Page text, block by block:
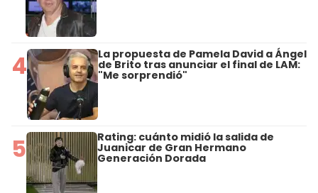
4 La propuesta de Pamela David a Ángel
de Brito tras anunciar el final de LAM:
"Me sorprendió"
5 Rating: cuánto midió la salida de
Juanicar de Gran Hermano
Generación Dorada